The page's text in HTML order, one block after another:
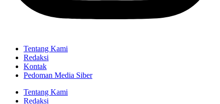
Tentang Kami
Redaksi
Kontak
Pedoman Media Siber
Tentang Kami
Redaksi